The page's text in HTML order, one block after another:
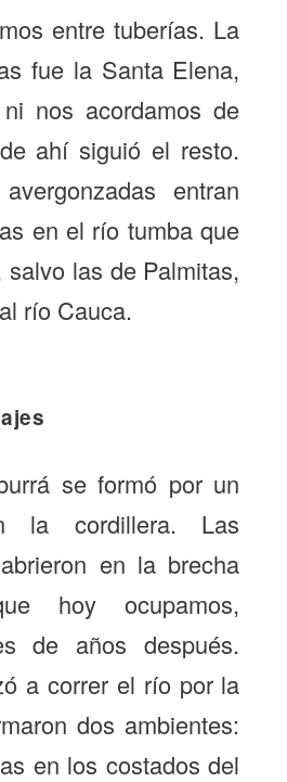
entre tuberías. La
fue la Santa Elena,
nos acordamos de
ahí siguió el resto.
entran
en el río tumba que
las de Palmitas,
río Cauca.
se formó por un
la cordillera. Las
en la brecha
hoy ocupamos,
de años después.
a correr el río por la
dos ambientes:
en los costados del